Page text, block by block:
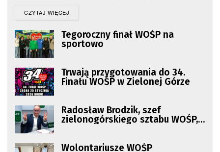
CZYTAJ WIĘCEJ
Tegoroczny finał WOŚP na
sportowo
Trwają przygotowania do 34.
Finału WOŚP w Zielonej Górze
Radosław Brodzik, szef
zielonogórskiego sztabu WOŚP,
Wolontariusze WOŚP